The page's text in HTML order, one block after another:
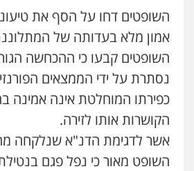
עורך דין תמיר
פלילי תעבורה
0545577862
דוד בוחבוט – משרד
פלילי פשיעה חמורה
0505542333
השופטים דחו על הסף את
אמון מלא בעדותה של
השופטים קבעו כי ההכחשה
נסתרת על ידי הממצאים
כפירתו המוחלטת אינה אמינה
הקושרות אותו לזירה.
אשר לדגימת הדנ"א שנלקחה
השופט מאור כי נפל פגם
עו"ד שלומי שרון
מעצרים
0547342002
עו"ד אלון קריטי
פלילי כלכלי
0525544654